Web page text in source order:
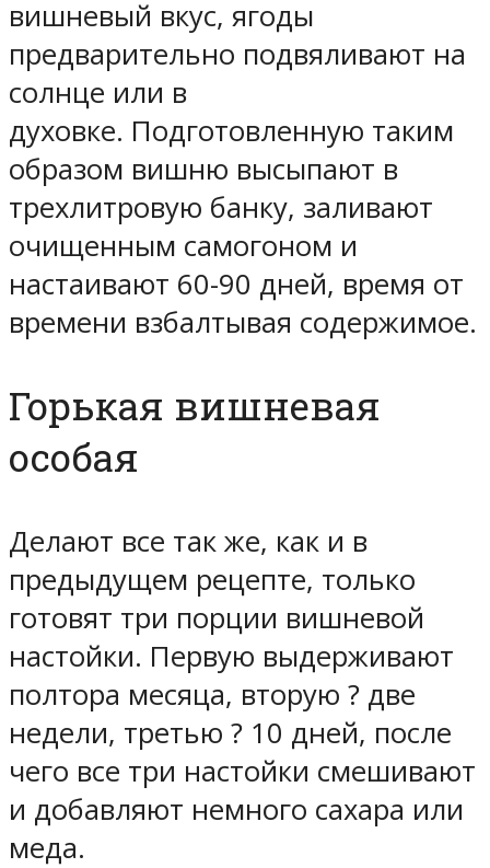
вишневый вкус, ягоды
предварительно подвяливают на
солнце или в
духовке. Подготовленную таким
образом вишню высыпают в
трехлитровую банку, заливают
очищенным самогоном и
настаивают 60-90 дней, время от
времени взбалтывая содержимое.
Горькая вишневая
особая
Делают все так же, как и в
предыдущем рецепте, только
готовят три порции вишневой
настойки. Первую выдерживают
полтора месяца, вторую ? две
недели, третью ? 10 дней, после
чего все три настойки смешивают
и добавляют немного сахара или
меда.